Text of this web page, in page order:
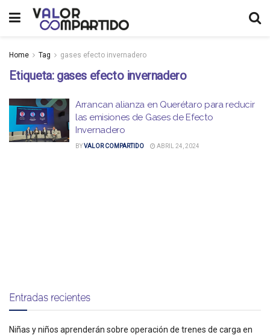
Home Tag gases efecto invernadero
Etiqueta: gases efecto invernadero
Arrancan alianza en Querétaro para reducir
las emisiones de Gases de Efecto
Invernadero
BYVALOR COMPARTIDO ABRIL 24, 2024
Entradas recientes
Niñas y niños aprenderán sobre operación de trenes de carga en